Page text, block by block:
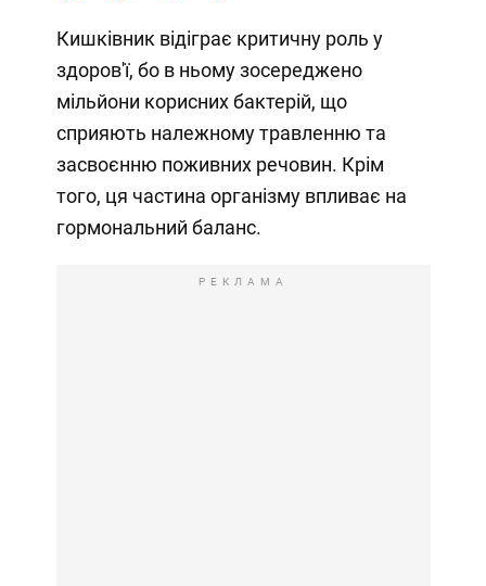
Кишківник відіграє критичну роль у
здоров'ї, бо в ньому зосереджено
мільйони корисних бактерій, що
сприяють належному травленню та
засвоєнню поживних речовин. Крім
того, ця частина організму впливає на
гормональний баланс.
РЕКЛАМА